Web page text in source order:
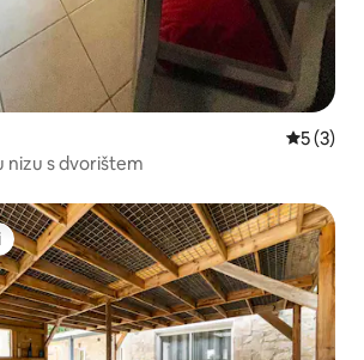
5 (3)
nizu s dvorištem
s oznakom „Odabrali gosti”